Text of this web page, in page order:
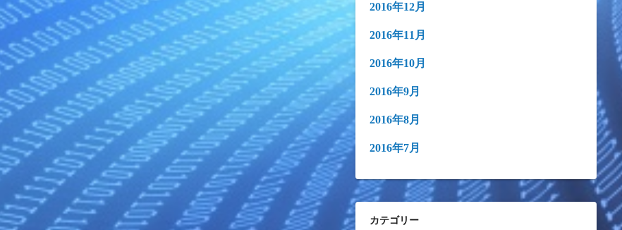
2016年12月
2016年11月
2016年10月
2016年9月
2016年8月
2016年7月
カテゴリー